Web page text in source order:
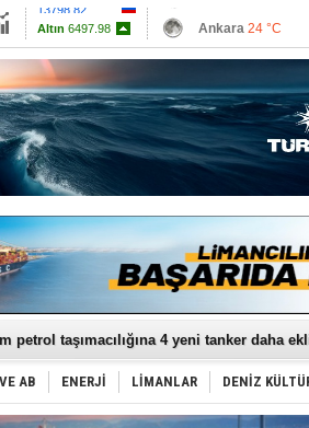
Altın
6497.98
Euro54.8335
Ankara 24 °C
Antalya25 °C
Muğla 25 °C
Çanakkale 25 °C
EYDEP’te A sertifikası alan ilk
petrol taşımacılığına 4 yeni tanker daha
2. oldu!
maliyetler katlandı
mürettebatı için yurt dışı harcı için
enerji hattında yeni dönem başlıyor
AB ENERJİ LİMANLAR DENİZ